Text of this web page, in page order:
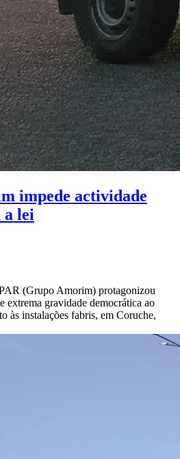
impede actividade
a lei
(Grupo Amorim) protagonizou
extrema gravidade democrática ao
às instalações fabris, em Coruche,